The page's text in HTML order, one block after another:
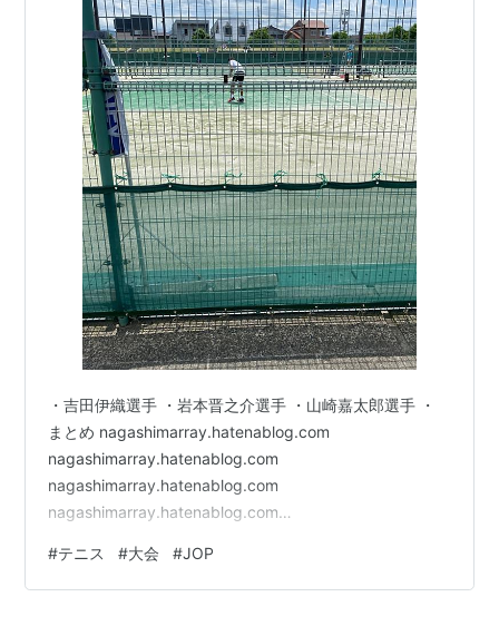
・吉田伊織選手 ・岩本晋之介選手 ・山崎嘉太郎選手 ・
まとめ nagashimarray.hatenablog.com
nagashimarray.hatenablog.com
nagashimarray.hatenablog.com
nagashimarray.hatenablog.com
す。今回の記事は北信越選手権を観戦してきた様子と感
想を記します。去年は観戦する事が出来ませんでした
#テニス #大会 #JOP